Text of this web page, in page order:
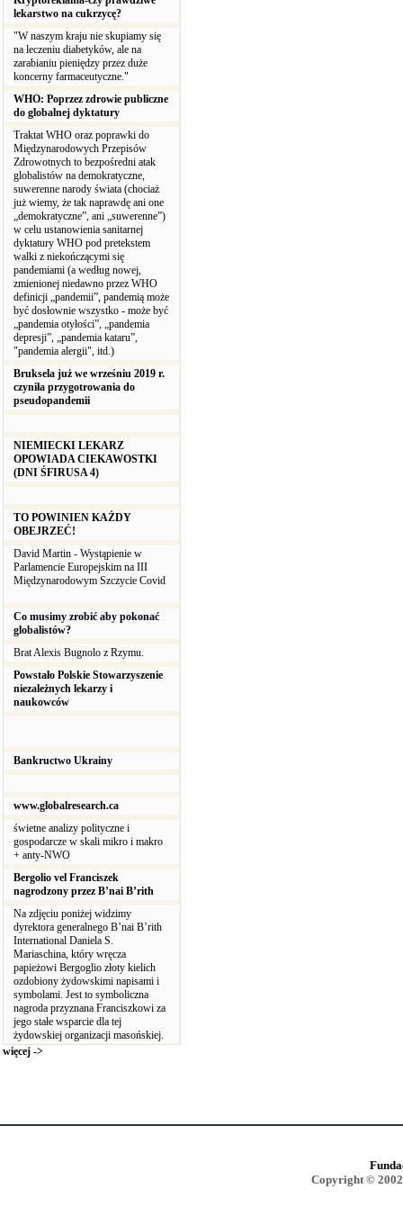
lekarstwo na cukrzycę?
"W naszym kraju nie skupiamy się
na leczeniu diabetyków, ale na
zarabianiu pieniędzy przez duże
koncerny farmaceutyczne."
WHO: Poprzez zdrowie publiczne
do globalnej dyktatury
Traktat WHO oraz poprawki do
Międzynarodowych Przepisów
Zdrowotnych to bezpośredni atak
globalistów na demokratyczne,
suwerenne narody świata (chociaż
już wiemy, że tak naprawdę ani one
„demokratyczne”, ani „suwerenne”)
w celu ustanowienia sanitarnej
dyktatury WHO pod pretekstem
walki z niekończącymi się
pandemiami (a według nowej,
zmienionej niedawno przez WHO
definicji „pandemii”, pandemią może
być dosłownie wszystko - może być
„pandemia otyłości”, „pandemia
depresji”, „pandemia kataru”,
"pandemia alergii", itd.)
Bruksela już we wrześniu 2019 r.
czyniła przygotrowania do
pseudopandemii
NIEMIECKI LEKARZ
OPOWIADA CIEKAWOSTKI
(DNI ŚFIRUSA 4)
TO POWINIEN KAŻDY
OBEJRZEĆ!
David Martin - Wystąpienie w
Parlamencie Europejskim na III
Międzynarodowym Szczycie Covid
Co musimy zrobić aby pokonać
globalistów?
Brat Alexis Bugnolo z Rzymu.
Powstało Polskie Stowarzyszenie
niezależnych lekarzy i
naukowców
Bankructwo Ukrainy
www.globalresearch.ca
świetne analizy polityczne i
gospodarcze w skali mikro i makro
+ anty-NWO
Bergolio vel Franciszek
nagrodzony przez B’nai B’rith
Na zdjęciu poniżej widzimy
dyrektora generalnego B’nai B’rith
International Daniela S.
Mariaschina, który wręcza
papieżowi Bergoglio złoty kielich
ozdobiony żydowskimi napisami i
symbolami. Jest to symboliczna
nagroda przyznana Franciszkowi za
jego stałe wsparcie dla tej
żydowskiej organizacji masońskiej.
więcej ->
Copyright ©